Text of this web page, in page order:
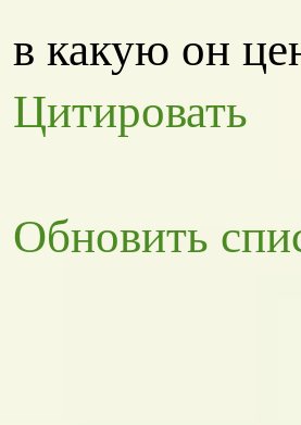
в какую он
Цитировать
Обновить